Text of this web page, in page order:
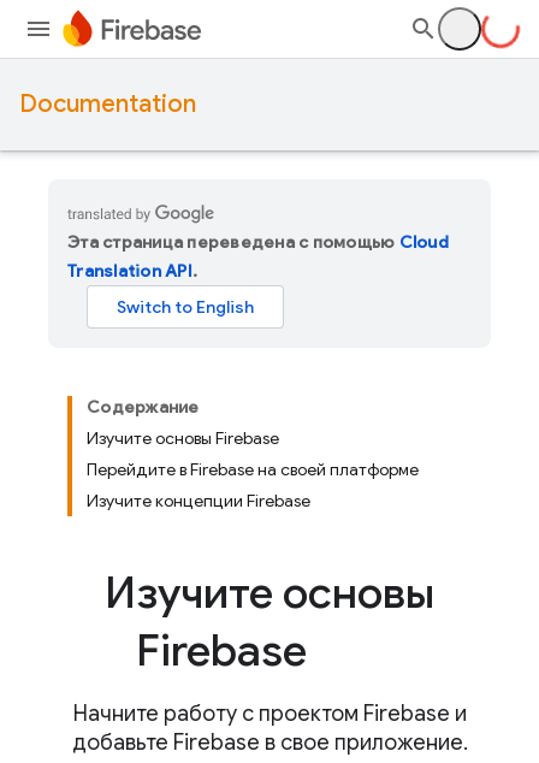
Documentation
Эта страница переведена с помощью Cloud
Translation API.
Содержание
Изучите основы Firebase
Перейдите в Firebase на своей платформе
Изучите концепции Firebase
Изучите основы
Firebase
Начните работу с проектом Firebase и
добавьте Firebase в свое приложение.